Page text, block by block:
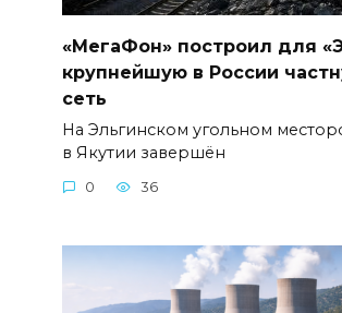
«МегаФон» построил для
крупнейшую в России
сеть
На Эльгинском угольном
в Якутии завершён
0 36